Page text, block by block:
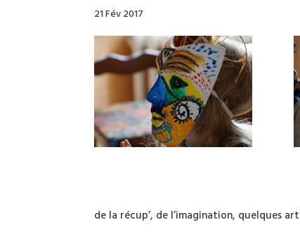
21 Fév 2017
de la récup’, de l’imagination, quelques